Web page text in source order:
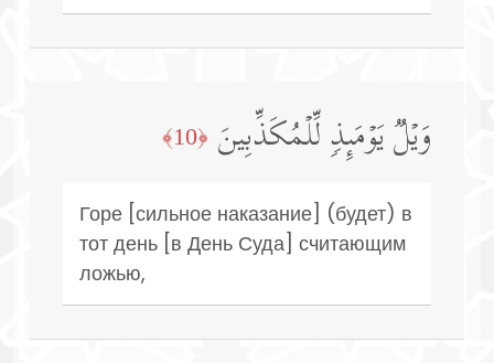
وَیۡلࣱ یَوۡمَىِٕذࣲ لِّلۡمُكَذِّبِینَ ﴿10﴾
Горе [сильное наказание] (будет) в
тот день [в День Суда] считающим
ложью,